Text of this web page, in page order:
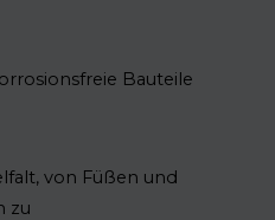
Bauteile
von Füßen und
zu